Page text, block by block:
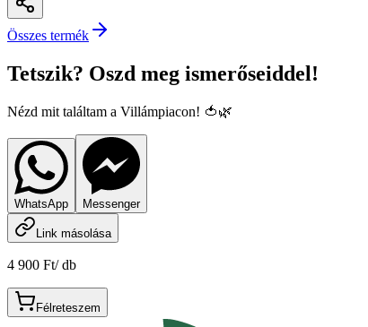
Összes termék
Tetszik? Oszd meg ismerőseiddel!
Nézd mit találtam a Villámpiacon! 🍅🌿
WhatsApp Messenger
Link másolása
4 900 Ft/db
Félreteszem